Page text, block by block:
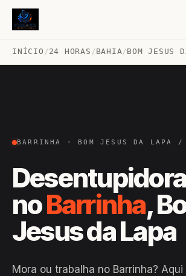
INÍCIO /24 HORAS /BAHIA/BOM JESUS
BARRINHA · BOM JESUS DA LAPA
noBarrinha,
Jesus da Lapa
Mora ou trabalha no Barrinha?